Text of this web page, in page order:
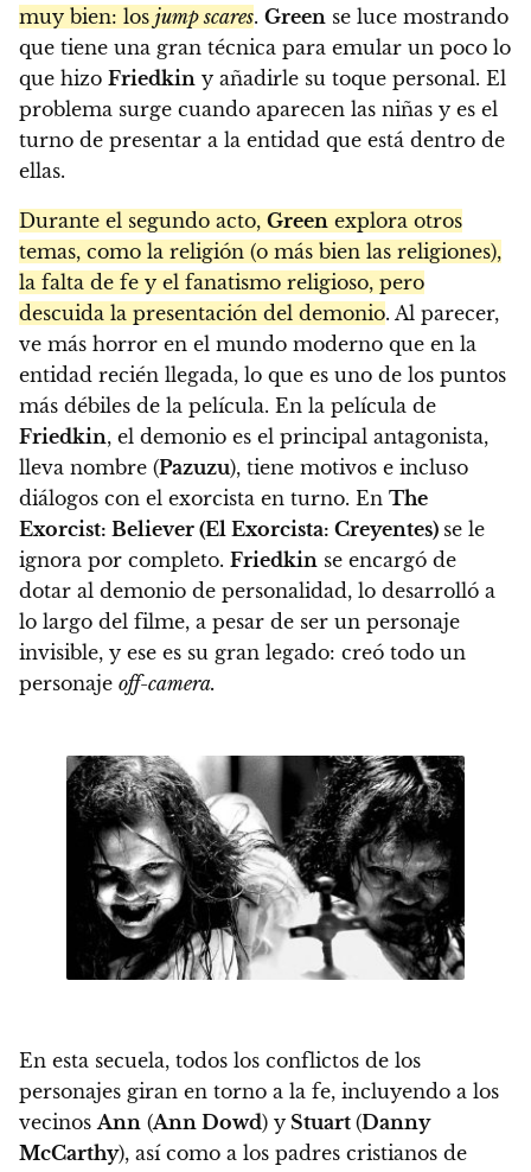
muy bien: los jump scares. Green se luce mostrando
que tiene una gran técnica para emular un poco lo
que hizo Friedkin y añadirle su toque personal. El
problema surge cuando aparecen las niñas y es el
turno de presentar a la entidad que está dentro de
ellas.
Durante el segundo acto, Green explora otros
temas, como la religión (o más bien las religiones),
la falta de fe y el fanatismo religioso, pero
descuida la presentación del demonio. Al parecer,
ve más horror en el mundo moderno que en la
entidad recién llegada, lo que es uno de los puntos
más débiles de la película. En la película de
Friedkin, el demonio es el principal antagonista,
lleva nombre (Pazuzu), tiene motivos e incluso
diálogos con el exorcista en turno. En The
Exorcist: Believer (El Exorcista: Creyentes) se le
ignora por completo. Friedkin se encargó de
dotar al demonio de personalidad, lo desarrolló a
lo largo del filme, a pesar de ser un personaje
invisible, y ese es su gran legado: creó todo un
personaje off-camera.
En esta secuela, todos los conflictos de los
personajes giran en torno a la fe, incluyendo a los
vecinosAnn (Ann Dowd) y Stuart (Danny
McCarthy), así como a los padres cristianos de